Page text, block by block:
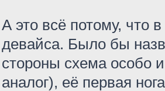
А это всё потому, что
девайса. Было бы
стороны схема особо
аналог), её первая